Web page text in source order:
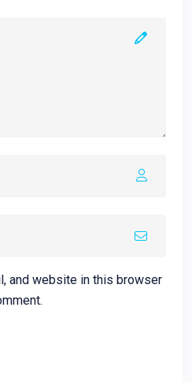
and website in this browser